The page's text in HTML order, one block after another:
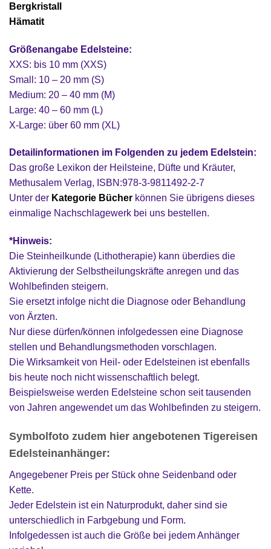
Bergkristall
Hämatit
Größenangabe Edelsteine:
XXS: bis 10 mm (XXS)
Small: 10 – 20 mm (S)
Medium: 20 – 40 mm (M)
Large: 40 – 60 mm (L)
X-Large: über 60 mm (XL)
Detailinformationen im Folgenden zu jedem Edelstein:
Das große Lexikon der Heilsteine, Düfte und Kräuter,
Methusalem Verlag, ISBN:978-3-9811492-2-7
Unter der Kategorie Bücher können Sie übrigens dieses
einmalige Nachschlagewerk bei uns bestellen.
*Hinweis:
Die Steinheilkunde (Lithotherapie) kann überdies die
Aktivierung der Selbstheilungskräfte anregen und das
Wohlbefinden steigern.
Sie ersetzt infolge nicht die Diagnose oder Behandlung
von Ärzten.
Nur diese dürfen/können infolgedessen eine Diagnose
stellen und Behandlungsmethoden vorschlagen.
Die Wirksamkeit von Heil- oder Edelsteinen ist ebenfalls
bis heute noch nicht wissenschaftlich belegt.
Beispielsweise werden Edelsteine schon seit tausenden
von Jahren angewendet um das Wohlbefinden zu steigern.
Symbolfoto zudem hier angebotenen Tigereisen
Edelsteinanhänger:
Angegebener Preis per Stück ohne Seidenband oder
Kette.
Jeder Edelstein ist ein Naturprodukt, daher sind sie
unterschiedlich in Farbgebung und Form.
Infolgedessen ist auch die Größe bei jedem Anhänger